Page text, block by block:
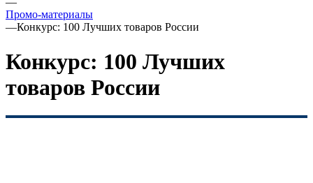
Промо-материалы
—Конкурс: 100 Лучших товаров России
Конкурс: 100 Лучших
товаров России